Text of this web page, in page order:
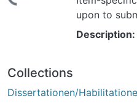
upon to
Description:
Collections
Dissertationen/